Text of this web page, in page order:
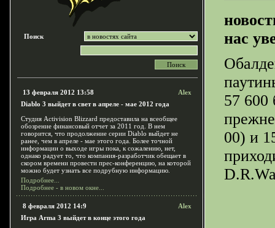
Поиск
13 февраля 2012 13:58
Alex
Diablo 3 выйдет в свет в апреле - мае 2012 года
Студия Activision Blizzard предоставила на всеобщее
обозрение финансовый отчет за 2011 год. В нем
говорится, что продолжение серии Diablo выйдет не
ранее, чем в апреле - мае этого года. Более точной
информации о выходе игры пока, к сожалению, нет,
однако радует то, что компания-разработчик обещает в
скором времени провести прес-конференцию, на которой
можно будет узнать все подрубную информацию.
Подробнее...
Подробнее - в новом окне...
8 февраля 2012 14:9
Alex
Игра Arma 3 выйдет в конце этого года
нас
57 600
00) и